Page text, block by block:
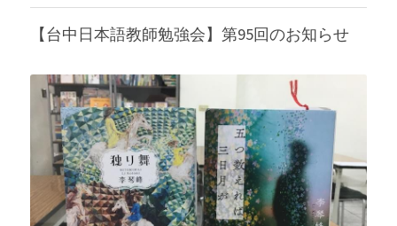
【台中日本語教師勉強会】第95回のお知らせ